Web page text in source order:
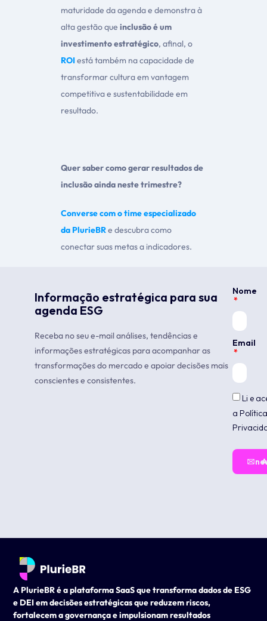
maturidade da agenda e demonstra à
alta gestão queinclusão é um
investimento estratégico, afinal, o
ROIestá também na capacidade de
transformar cultura em vantagem
competitiva e sustentabilidade em
resultado.
Quer saber como gerar resultados de
inclusão ainda neste trimestre?
Converse com otime especializado
da PlurieBRe descubra como
conectar suas metas a indicadores.
Informação estratégica para sua
agenda ESG
Receba no seu e-mail análises, tendências e
informações estratégicas para acompanhar as
transformações do mercado e apoiar decisões mais
conscientes e consistentes.
Nome
Email
Li e
a
A PlurieBR é a plataforma SaaS que transforma dados de ESG
e DEI em decisões estratégicas que reduzem riscos,
fortalecem a governança e impulsionam resultados